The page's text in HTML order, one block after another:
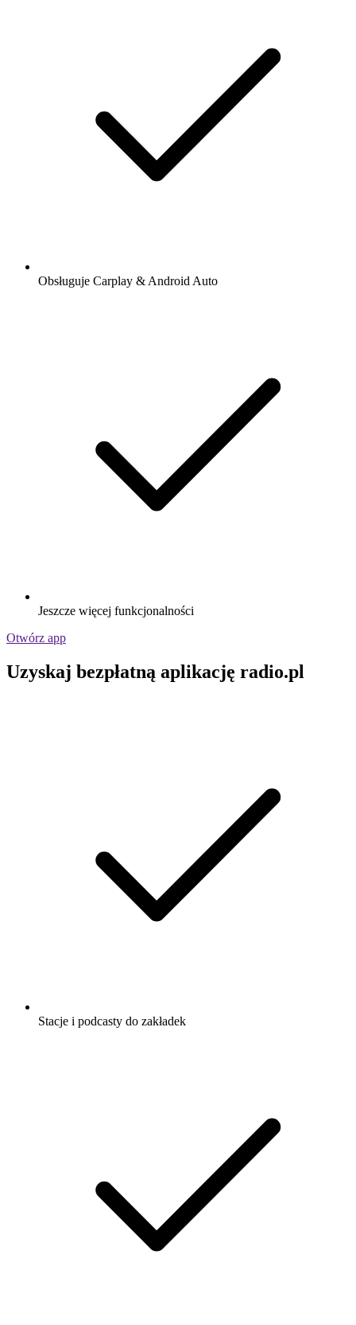
Obsługuje Carplay & Android Auto
Jeszcze więcej funkcjonalności
Otwórz app
Uzyskaj bezpłatną aplikację radio.pl
Stacje i podcasty do zakładek